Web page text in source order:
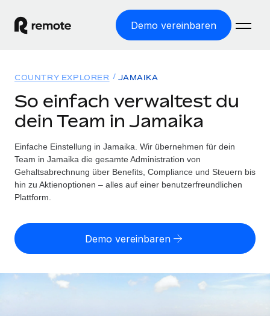
Demo vereinbaren
WELTWEITE BESCHÄFTIGUNG
Globale Payroll
Einfache, rechtssicher Payroll
Employer of Record
Weltweites Wachstum ohne Kosten für Niederlassungen
Contractor of Record
Rechtssichere, weltweite Arbeit mit Freelancer:innen
Globales Onboarding und Verwalten von
Freelancer:innen
Lösungen
WELTWEITE ABDECKUNG
Country Explorer
Länderspezifische Unterstützung bei der Einstellung
Einfache Einstellung in allen US-Bundesstaaten
Ressourcen
TOOLS UND RECHNER
Scheinselbstständigkeitsrisiko berechnen
Personalkostenrechner
Gesamtbeschäftigungskosten
Preise
COUNTRY EXPLORER JAMAIKA
So einfach verwaltest du
dein Team in Jamaika
Einfache Einstellung in Jamaika. Wir übernehmen für dein
Team in Jamaika die gesamte Administration von
Gehaltsabrechnung über Benefits, Compliance und Steuern bis
hin zu Aktienoptionen – alles auf einer benutzerfreundlichen
Plattform.
Demo vereinbaren